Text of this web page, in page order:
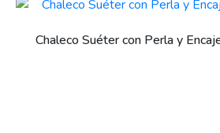
Chaleco Suéter con Perla y